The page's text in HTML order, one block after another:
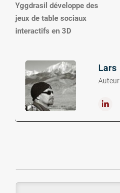
Yggdrasil développe des
jeux de table sociaux
interactifs en 3D
Lars
Auteur